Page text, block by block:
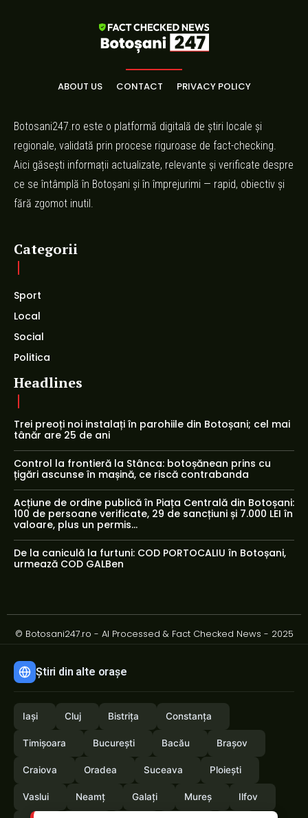
ABOUT US CONTACT PRIVACY POLICY
Botosani247.ro este o platformă digitală de știri locale și
regionale, validată prin procese riguroase de fact-checking.
Aici găsești informații actualizate, relevante și verificate despre
ce se întâmplă în Botoșani și în împrejurimi — rapid, obiectiv și
fără zgomot inutil.
Categorii
Sport
Local
Social
Politica
Headlines
Trei preoți noi instalați în parohiile din Botoșani; cel mai
tânăr are 25 de ani
Control la frontieră la Stânca: botoșănean prins cu
țigări ascunse în mașină, ce riscă contrabanda
Acțiune de ordine publică în Piața Centrală din Botoșani:
100 de persoane verificate, 29 de sancțiuni și 7.000 LEI în
valoare, plus un permis...
De la caniculă la furtuni: COD PORTOCALIU în Botoșani,
urmează COD GALBen
© Botosani247.ro - AI Processed & Fact Checked News - 2025
Știri din alte orașe
Iași Cluj Bistrița Constanța
Timișoara București Bacău Brașov
Craiova Oradea Suceava Ploiești
Vaslui Neamț Galați Mureș Ilfov